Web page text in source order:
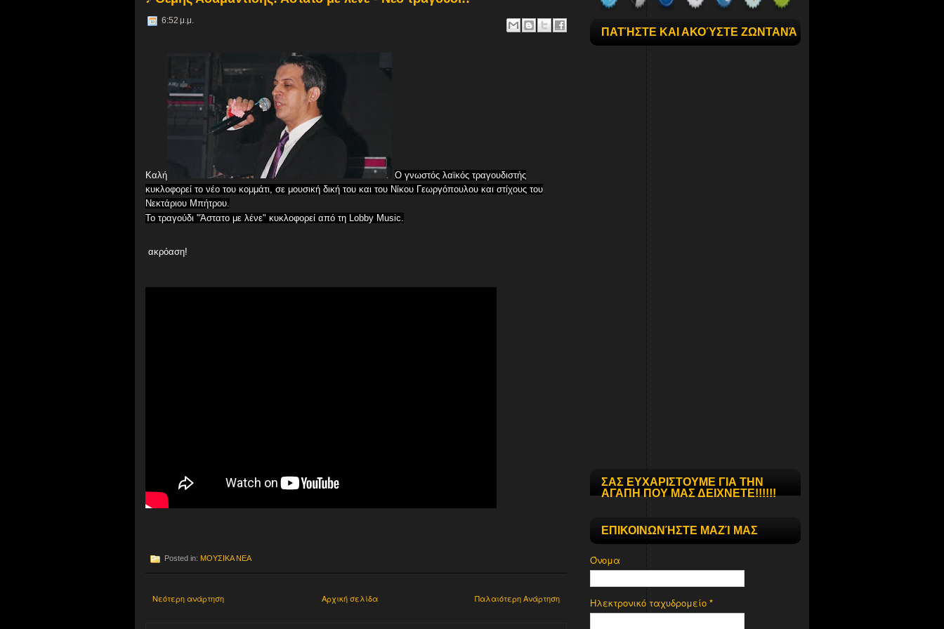
6:52 μ.μ.
Καλή
Ο γνωστός λαϊκός τραγουδιστής
κυκλοφορεί το νέο του κομμάτι, σε μουσική δική του και του Νίκου Γεωργόπουλου και στίχους του
Νεκτάριου Μπήτρου.
Το τραγούδι "Άστατο με λένε" κυκλοφορεί από τη Lobby Music.
ακρόαση!
Posted in: ΜΟΥΣΙΚΑ ΝΕΑ
Νεότερη ανάρτηση Παλαιότερη Ανάρτηση
Αρχική σελίδα
ΠΑΤΉΣΤΕ ΚΑΙ ΑΚΟΎΣΤΕ ΖΩΝΤΑΝΆ
ΣΑΣ ΕΥΧΑΡΙΣΤΟΥΜΕ ΓΙΑ ΤΗΝ
ΑΓΑΠΗ ΠΟΥ ΜΑΣ ΔΕΙΧΝΕΤΕ!!!!!!
ΕΠΙΚΟΙΝΩΝΉΣΤΕ ΜΑΖΊ ΜΑΣ
Όνομα
Ηλεκτρονικό ταχυδρομείο *